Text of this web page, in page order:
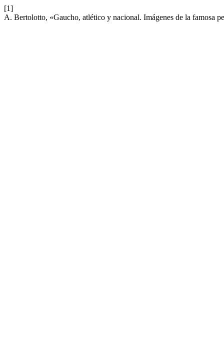
[1]
A. Bertolotto, «Gaucho, atlético y nacional. Imágenes de la famosa